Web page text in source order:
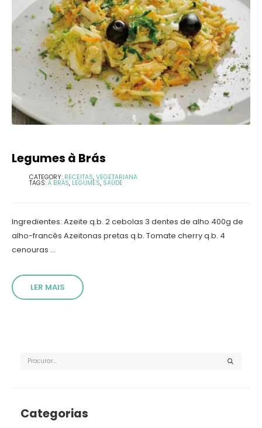
Legumes à Brás
CATEGORY:RECEITAS, VEGETARIANA
TAGS: À BRÁS, LEGUMES, SAÚDE
Ingredientes: Azeite q.b. 2 cebolas 3 dentes de alho 400g de
alho-francês Azeitonas pretas q.b. Tomate cherry q.b. 4
cenouras ...
LER MAIS
Categorias